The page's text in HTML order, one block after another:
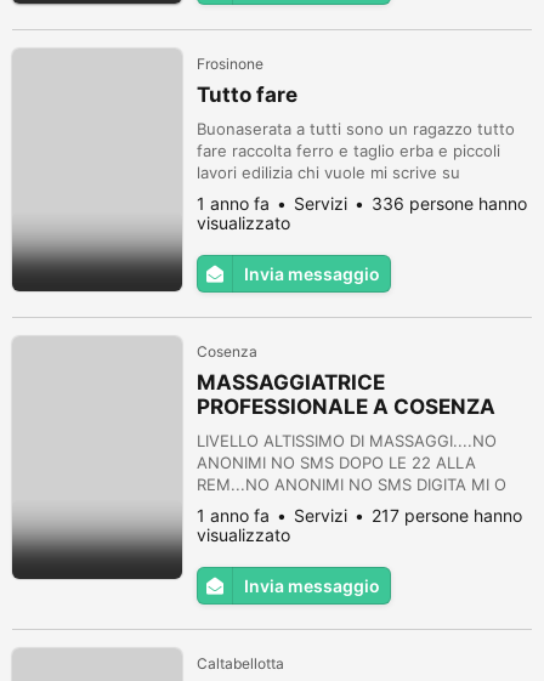
Frosinone
Tutto fare
Buonaserata a tutti sono un ragazzo tutto
fare raccolta ferro e taglio erba e piccoli
lavori edilizia chi vuole mi scrive su
WhatsApp
1 anno fa Servizi
336 persone hanno
visualizzato
Invia messaggio
Cosenza
MASSAGGIATRICE
PROFESSIONALE A COSENZA
CLICCAAA
LIVELLO ALTISSIMO DI MASSAGGI....NO
ANONIMI NO SMS DOPO LE 22 ALLA
REM...NO ANONIMI NO SMS DIGITA MI O
CELL SU GOOGLE E VEDI LE MIE FTO
1 anno fa Servizi
217 persone hanno
visualizzato
Invia messaggio
Caltabellotta